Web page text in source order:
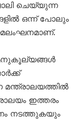
ചെയ്യുന്ന
ഒന്ന് പോലും
ആനുകൂല്യങ്ങൾ
ഇത്തരം
നടത്തുകയും